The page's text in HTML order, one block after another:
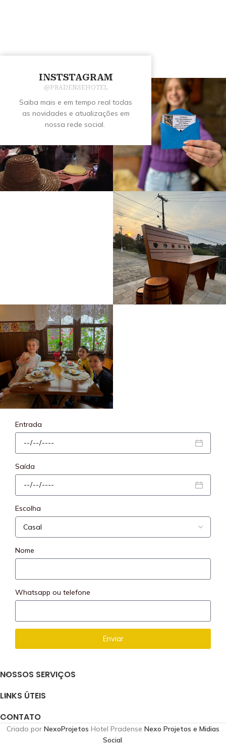
INSTSTAGRAM
@PRADENSEHOTEL
Saiba mais e em tempo real todas
as novidades e atualizações em
nossa rede social.
Entrada
Saída
Escolha
Nome
Whatsapp ou telefone
Enviar
NOSSOS SERVIÇOS
LINKS ÚTEIS
CONTATO
Criado por NexoProjetos Hotel Pradense Nexo Projetos e Midias
Social.